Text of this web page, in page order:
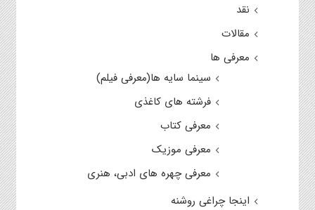
نقد
مقالات
معرفی ها
سینما سایه ها(معرفی فیلم)
فرشته های کاغذی
معرفی کتاب
معرفی موزیک
معرفی چهره های ادبی، هنری
اینجا چراغی روشنه